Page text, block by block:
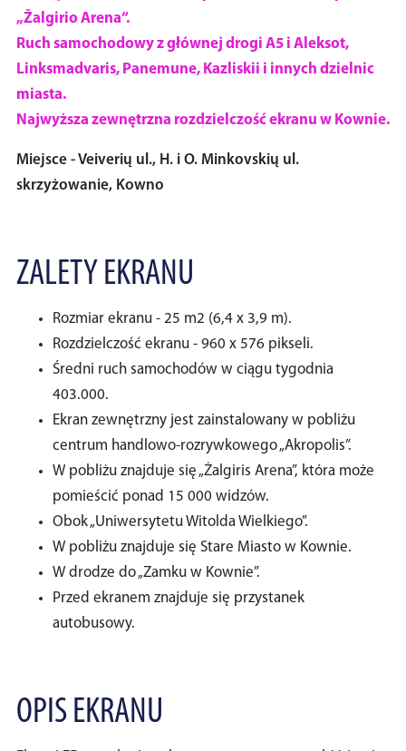
„Žalgirio Arena“.
Ruch samochodowy z głównej drogi A5 i Aleksot,
Linksmadvaris, Panemune, Kazliskii i innych dzielnic
miasta.
Najwyższa zewnętrzna rozdzielczość ekranu w Kownie.
Miejsce - Veiverių ul., H. i O. Minkovskių ul.
skrzyżowanie, Kowno
ZALETY EKRANU
Rozmiar ekranu - 25 m2 (6,4 x 3,9 m).
Rozdzielczość ekranu - 960 x 576 pikseli.
Średni ruch samochodów w ciągu tygodnia
403.000.
Ekran zewnętrzny jest zainstalowany w pobliżu
centrum handlowo-rozrywkowego „Akropolis”.
W pobliżu znajduje się „Żalgiris Arena”, która może
pomieścić ponad 15 000 widzów.
Obok „Uniwersytetu Witolda Wielkiego”.
W pobliżu znajduje się Stare Miasto w Kownie.
W drodze do „Zamku w Kownie”.
Przed ekranem znajduje się przystanek
autobusowy.
OPIS EKRANU